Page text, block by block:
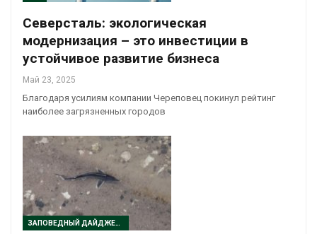
Северсталь: экологическая
модернизация – это инвестиции в
устойчивое развитие бизнеса
Май 23, 2025
Благодаря усилиям компании Череповец покинул рейтинг
наиболее загрязненных городов
ЗАПОВЕДНЫЙ ДАЙДЖЕСТ